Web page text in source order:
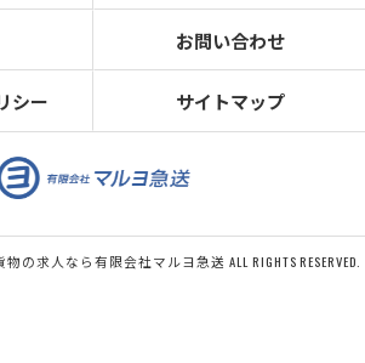
お問い合わせ
シー サイトマップ
求人なら有限会社マルヨ急送 ALL RIGHTS RESERVED.